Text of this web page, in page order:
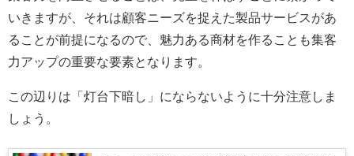
いきますが、それは顧客ニーズを捉えた製品サービスがあ
ることが前提になるので、魅力ある商材を作ることも集客
力アップの重要な要素となります。
この辺りは「灯台下暗し」にならないように十分注意しま
しょう。